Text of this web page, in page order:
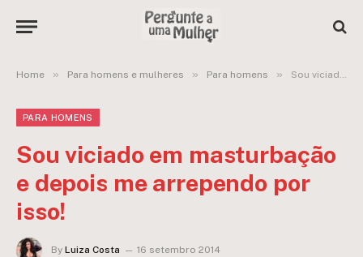
Home » Para homens e mulheres » Para homens » Sou viciado em masturbação e depois me arrependo por isso!
PARA HOMENS
Sou viciado em masturbação
e depois me arrependo por
isso!
By Luiza Costa
16 setembro 2014